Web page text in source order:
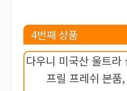
4번째 상품
다우니 미국산 울트라
프릴 프레쉬 본